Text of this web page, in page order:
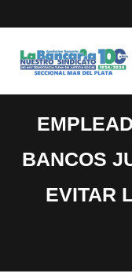
to
content
BANCOS
EVITAR